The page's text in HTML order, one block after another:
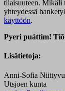
tilaisuuteen. Mikäli
yhteydessä
käyttöön.
Pyeri puáttim!
Lisätietoja:
Anni-Sofia
Utsjoen kunta